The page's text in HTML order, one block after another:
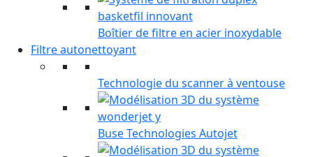
Boîtier de filtre en acier inoxydable
Filtre autonettoyant
Technologie du scanner à ventouse
Buse Technologies Autojet